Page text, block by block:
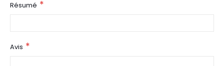
Résumé
Avis